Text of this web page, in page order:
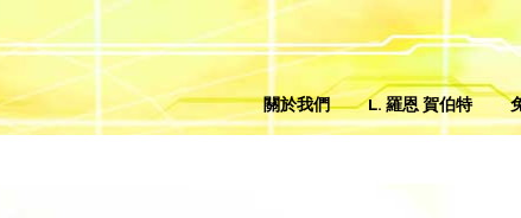
關於我們 L. 羅恩 賀伯特